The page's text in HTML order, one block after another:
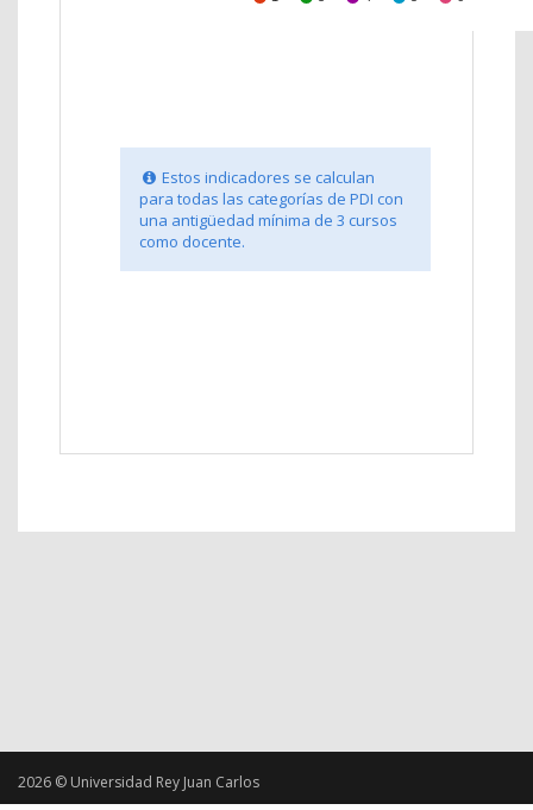
Estos indicadores se calculan
para todas las categorías de PDI con
una antigüedad mínima de 3 cursos
como docente.
2026 © Universidad Rey Juan Carlos